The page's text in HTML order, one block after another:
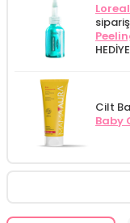
Cilt
Baby